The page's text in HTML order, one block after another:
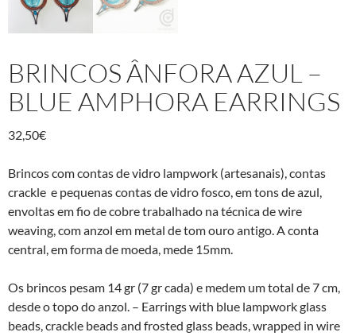
BRINCOS ÂNFORA AZUL –
BLUE AMPHORA EARRINGS
32,50€
Brincos com contas de vidro lampwork (artesanais), contas
crackle e pequenas contas de vidro fosco, em tons de azul,
envoltas em fio de cobre trabalhado na técnica de wire
weaving, com anzol em metal de tom ouro antigo. A conta
central, em forma de moeda, mede 15mm.
Os brincos pesam 14 gr (7 gr cada) e medem um total de 7 cm,
desde o topo do anzol. – Earrings with blue lampwork glass
beads, crackle beads and frosted glass beads, wrapped in wire